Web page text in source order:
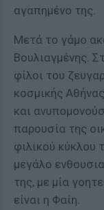
αγαπημένο της.
Μετά το γάμο
Βουλιαγμένης.
φίλοι του
κοσμικής
και
παρουσία της
φιλικού κύκλου
μεγάλο
της, με μία
είναι η Φαίη.